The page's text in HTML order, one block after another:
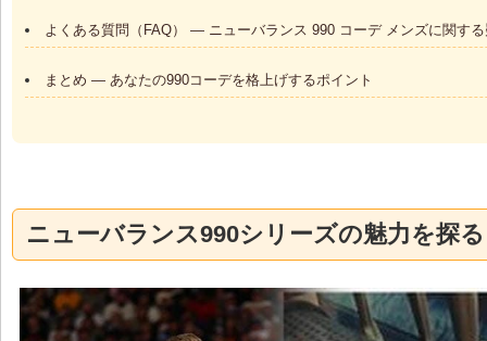
よくある質問（FAQ） — ニューバランス 990 コーデ メンズに関す
まとめ — あなたの990コーデを格上げするポイント
ニューバランス990シリーズの魅力を探る